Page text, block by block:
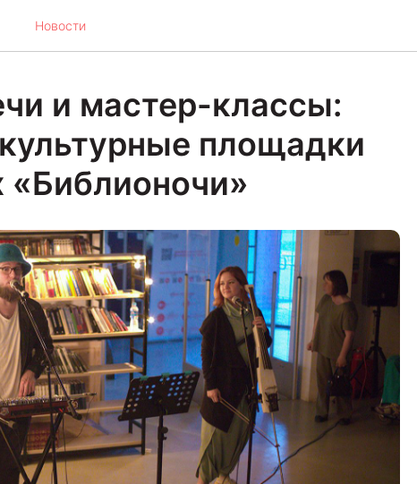
Новости
и мастер-классы:
площадки